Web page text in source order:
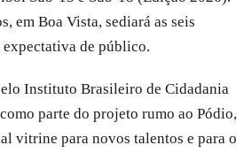
em Boa Vista, sediará as seis
de público.
Instituto Brasileiro de Cidadania
parte do projeto rumo ao Pódio,
vitrine para novos talentos e para o